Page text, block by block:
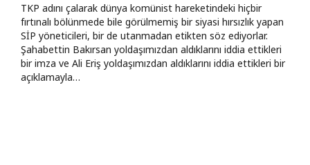
TKP adını çalarak dünya komünist hareketindeki hiçbir
fırtınalı bölünmede bile görülmemiş bir siyasi hırsızlık yapan
SİP yöneticileri, bir de utanmadan etikten söz ediyorlar.
Şahabettin Bakırsan yoldaşımızdan aldıklarını iddia ettikleri
bir imza ve Ali Eriş yoldaşımızdan aldıklarını iddia ettikleri bir
açıklamayla…